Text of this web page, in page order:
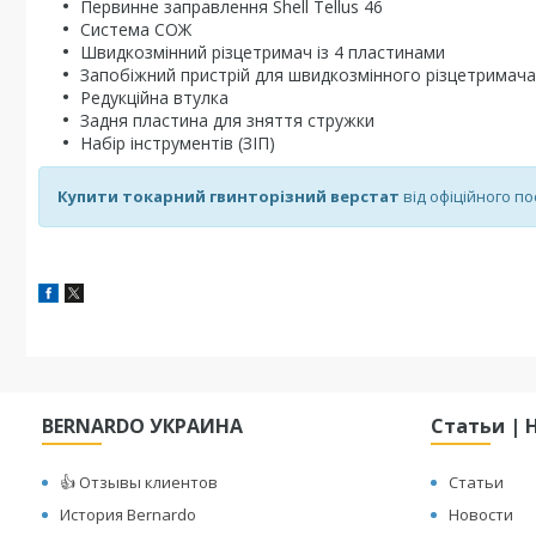
Первинне заправлення Shell Tellus 46
Система СОЖ
Швидкозмінний різцетримач із 4 пластинами
Запобіжний пристрій для швидкозмінного різцетримача
Редукційна втулка
Задня пластина для зняття стружки
Набір інструментів (ЗІП)
Купити токарний гвинторізний верстат від офіційного
BERNARDO УКРАИНА
👍 Отзывы клиентов
История Bernardo
Статьи |
Статьи
Новости